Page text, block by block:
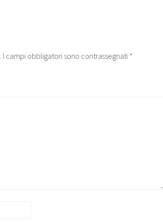
I campi obbligatori sono contrassegnati *